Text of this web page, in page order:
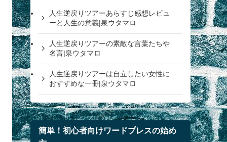
人生逆戻りツアーあらすじ感想レビュ
ーと人生の意義|泉ウタマロ
人生逆戻りツアーの素敵な言葉たちや
名言|泉ウタマロ
人生逆戻りツアーは自立したい女性に
おすすめな一冊|泉ウタマロ
簡単！初心者向けワードプレスの始め